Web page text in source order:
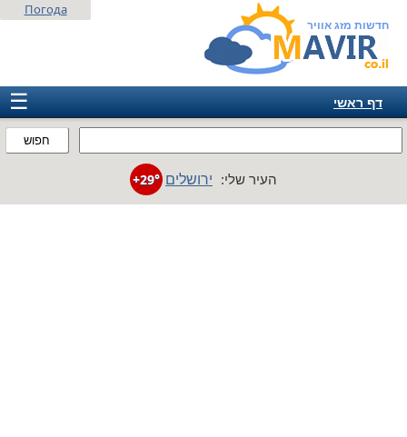
חדשות מזג אוויר
חפוש
Погода
☰
דף ראשי
אמריקה
העיר שלי: ירושלים +29°